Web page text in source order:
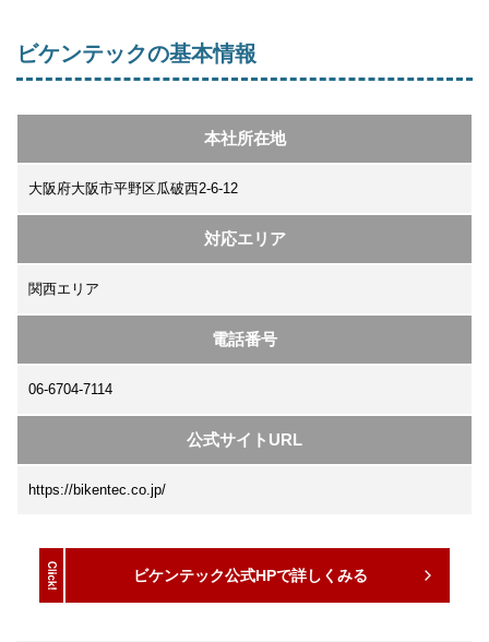
ビケンテックの基本情報
本社所在地
大阪府大阪市平野区瓜破西2-6-12
対応エリア
関西エリア
電話番号
06-6704-7114
公式サイトURL
https://bikentec.co.jp/
ビケンテック公式HPで詳しくみる